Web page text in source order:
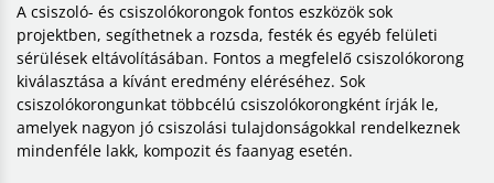
A csiszoló- és csiszolókorongok fontos eszközök sok
projektben, segíthetnek a rozsda, festék és egyéb felületi
sérülések eltávolításában. Fontos a megfelelő csiszolókorong
kiválasztása a kívánt eredmény eléréséhez. Sok
csiszolókorongunkat többcélú csiszolókorongként írják le,
amelyek nagyon jó csiszolási tulajdonságokkal rendelkeznek
mindenféle lakk, kompozit és faanyag esetén.